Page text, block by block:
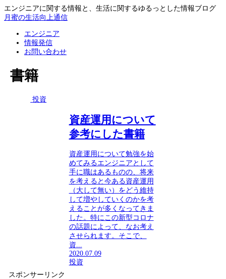
エンジニアに関する情報と、生活に関するゆるっとした情報ブログ
月蜜の生活向上通信
エンジニア
情報発信
お問い合わせ
書籍
投資
資産運用について
参考にした書籍
資産運用について勉強を始
めてみるエンジニアとして
手に職はあるものの、将来
を考えると今ある資産運用
（大して無い）をどう維持
して増やしていくのかを考
えることが多くなってきま
した。特にこの新型コロナ
の話題によって、なお考え
させられます。そこで、
資...
2020.07.09
投資
スポンサーリンク